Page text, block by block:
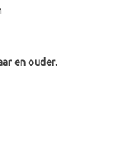
en ouder.